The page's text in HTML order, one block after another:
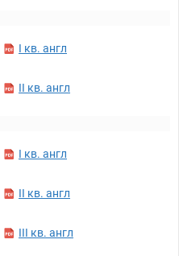
I кв. англ
II кв. англ
I кв. англ
II кв. англ
III кв. англ